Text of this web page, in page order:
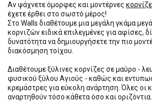
Αν ψάχνετε όμορφες και μοντέρνες
έχετε έρθει στο σωστό μέρος!
Στο Walls διαθέτουμε μια μεγάλη γκάμα
κορνιζών ειδικά επιλεγμένες για αφίσες,
δυνατότητα να δημιουργήσετε την πιο
διακόσμηση τοίχου.
Διαθέτουμε ξύλινες κορνίζες σε μαύρο -
φυσικού ξύλου Αγιούς - καθώς και
κρεμάστρες για εύκολη ανάρτηση. Όλες οι
αναρτηθούν τόσο κάθετα όσο και οριζόντια.